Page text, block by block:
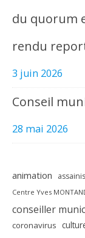
du quorum
rendu
3 juin 2026
Conseil
28 mai 2026
animation
Centre Yves
conseiller
coronavirus